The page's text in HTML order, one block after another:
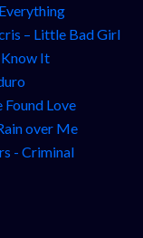
– Little Bad Girl
It
Found Love
over Me
- Criminal